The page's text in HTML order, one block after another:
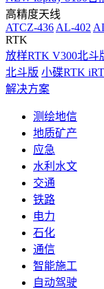
高精度天线
ATCZ-436 AL-402
RTK
放样RTK V300北斗
北斗版 小碟RTK
解决方案
测绘地信
地质矿产
应急
水利水文
交通
铁路
电力
石化
通信
智能施工
自动驾驶